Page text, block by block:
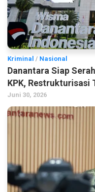
Kriminal / Nasional
Danantara Siap
KPK, Restrukturisasi
Juni 30, 2026